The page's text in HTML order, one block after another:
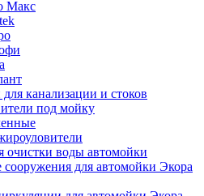
Макс
канализации и стоков
под мойку
очистки воды автомойки
для автомойки Экора